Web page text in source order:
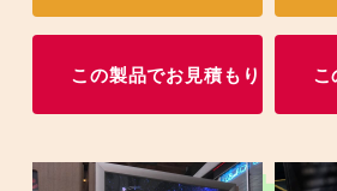
この製品でお見積もり